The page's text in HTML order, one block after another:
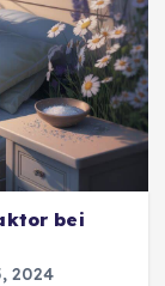
bei
2024